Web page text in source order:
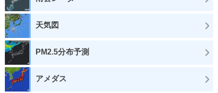
天気図
PM2.5分布予測
アメダス